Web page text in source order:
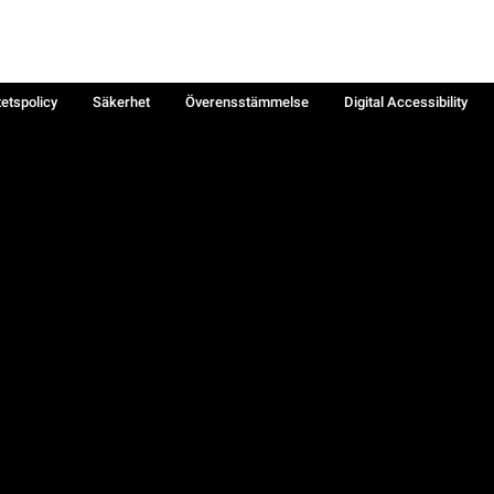
Säkerhet Överensstämmelse
Digital Accessibility